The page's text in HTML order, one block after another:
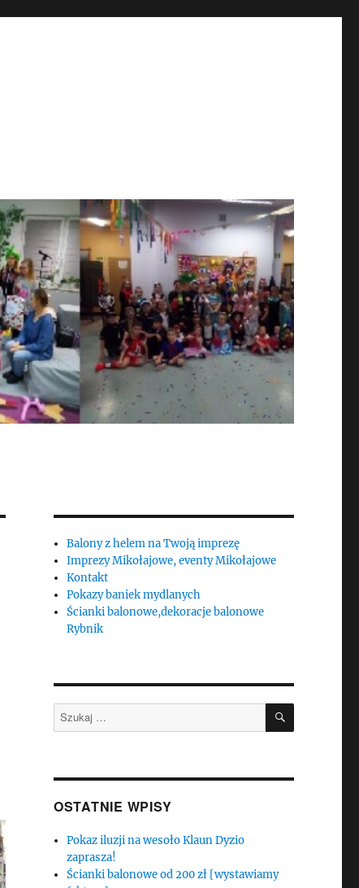
Balony z helem na Twoją imprezę
Imprezy Mikołajowe, eventy Mikołajowe
Kontakt
Pokazy baniek mydlanych
Ścianki balonowe,dekoracje balonowe
Rybnik
Szukaj: SZUKAJ
OSTATNIE WPISY
Pokaz iluzji na wesoło Klaun Dyzio
zaprasza!
Ścianki balonowe od 200 zł [wystawiamy